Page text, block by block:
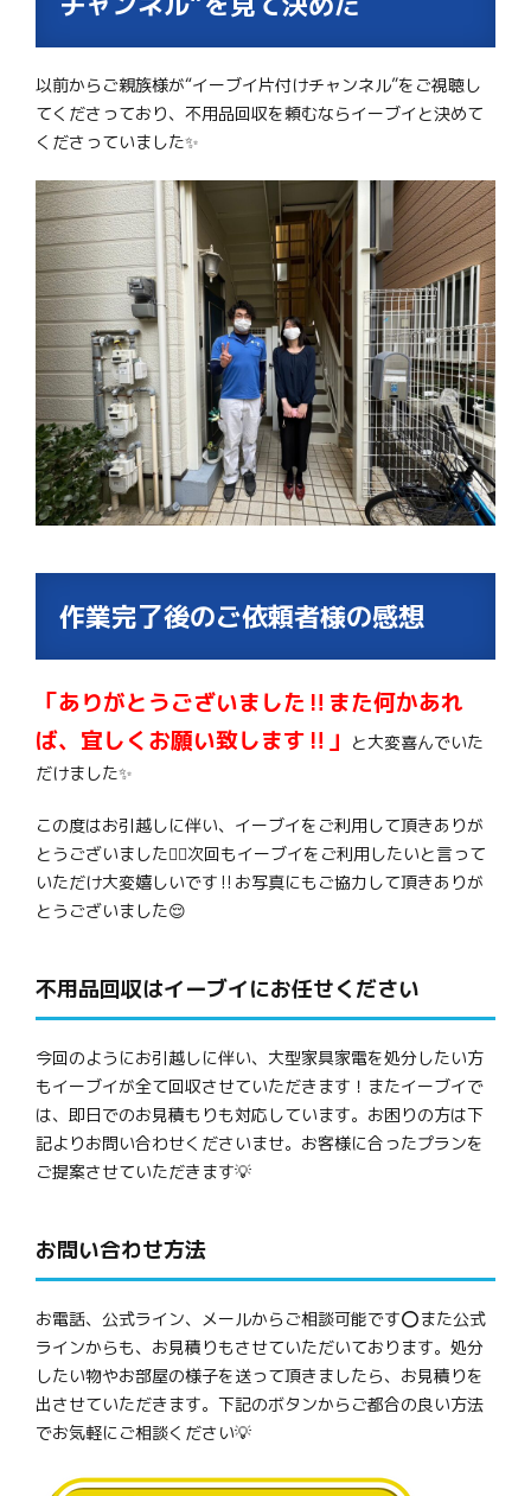
以前からご親族様が“イーブイ片付けチャンネル”をご視聴し
てくださっており、不用品回収を頼むならイーブイと決めて
くださっていました✨
作業完了後のご依頼者様の感想
「ありがとうございました‼また何かあれ
ば、宜しくお願い致します‼」
と大変喜んでいた
だけました✨
この度はお引越しに伴い、イーブイをご利用して頂きありが
とうございました🙇‍♂️次回もイーブイをご利用したいと言って
いただけ大変嬉しいです‼お写真にもご協力して頂きありが
とうございました😌
不用品回収はイーブイにお任せください
今回のようにお引越しに伴い、大型家具家電を処分したい方
もイーブイが全て回収させていただきます！またイーブイで
は、即日でのお見積もりも対応しています。お困りの方は下
記よりお問い合わせくださいませ。お客様に合ったプランを
ご提案させていただきます💡
お問い合わせ方法
お電話、公式ライン、メールからご相談可能です⭕また公式
ラインからも、お見積りもさせていただいております。処分
したい物やお部屋の様子を送って頂きましたら、お見積りを
出させていただきます。下記のボタンからご都合の良い方法
でお気軽にご相談ください💡